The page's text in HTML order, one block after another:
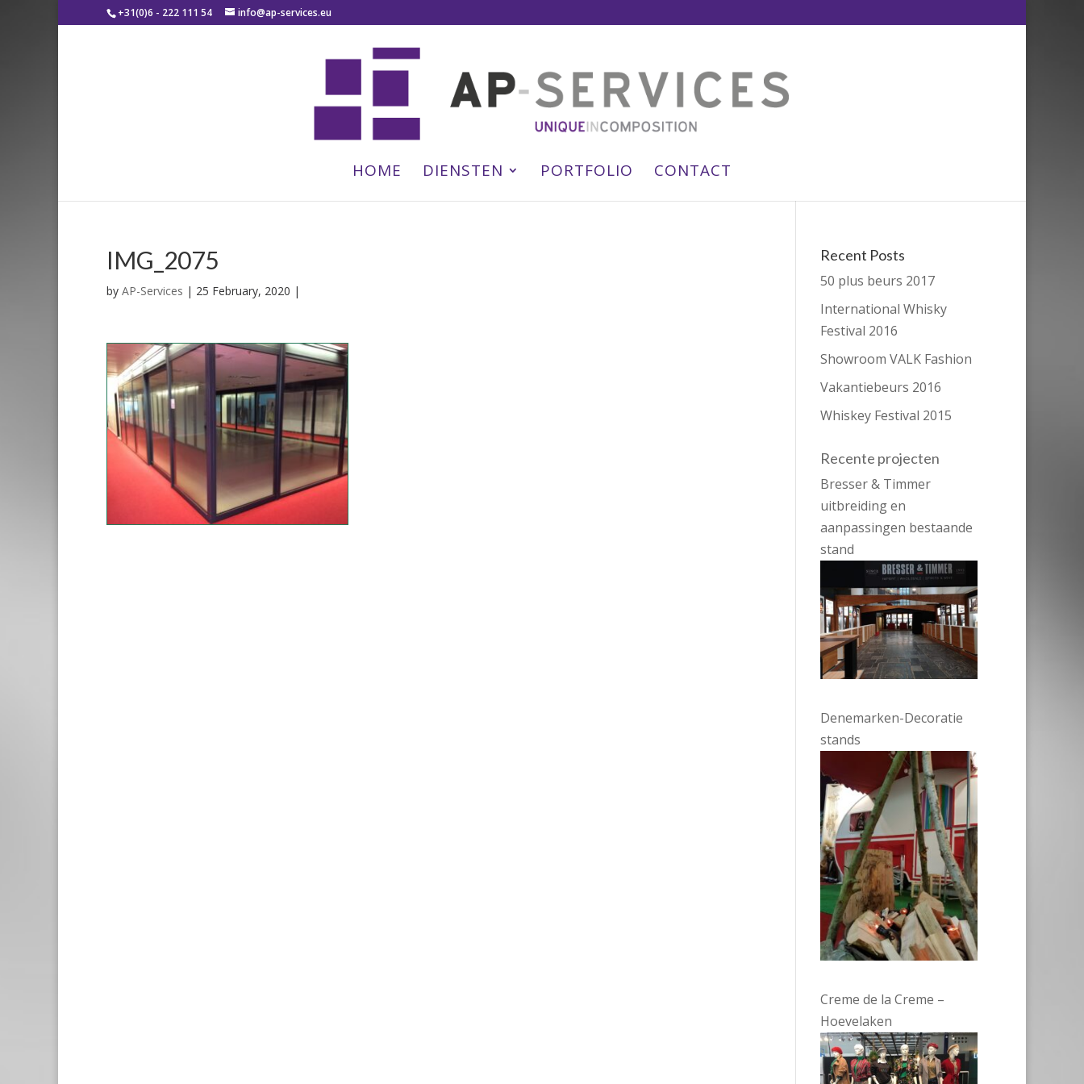
+31(0)6 - 222 111 54 info@ap-services.eu
HOME DIENSTEN PORTFOLIO CONTACT
IMG_2075
by AP-Services | 25 February, 2020 |
Recent Posts
50 plus beurs 2017
International Whisky
Festival 2016
Showroom VALK Fashion
Vakantiebeurs 2016
Whiskey Festival 2015
Recente projecten
Bresser & Timmer
uitbreiding en
aanpassingen bestaande
stand
Denemarken-Decoratie
stands
Creme de la Creme –
Hoevelaken